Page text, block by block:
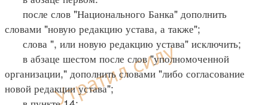
после слов "Национального Банка" дополнить
словами "новую редакцию устава, а также";
слова ", или новую редакцию устава" исключить;
в абзаце шестом после слов "уполномоченной
организации," дополнить словами "либо согласование
новой редакции устава";